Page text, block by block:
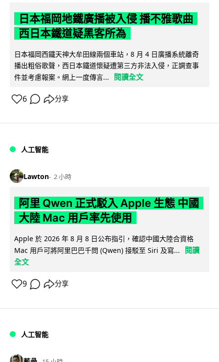
日本福岡地鐵廣播被入侵 播不雅歌曲
西日本鐵道疑黑客所為
日本福岡西鐵天神大牟田線兩個車站，8 月 4 日廣播系統離奇
播出粗俗歌聲，西日本鐵道懷疑遭第三方非法入侵，正調查事
件並考慮報案。網上一度傳言...
閱讀全文
6 分享
人工智能
Lawton 2 小時
阿里 Qwen 正式駁入 Apple 生態 中國
大陸 Mac 用戶率先使用
Apple 於 2026 年 8 月 8 日公布指引，確認中國大陸合資格
Mac 用戶可將阿里巴巴千問 (Qwen) 接駁至 Siri 及寫...
閱讀
全文
9 分享
人工智能